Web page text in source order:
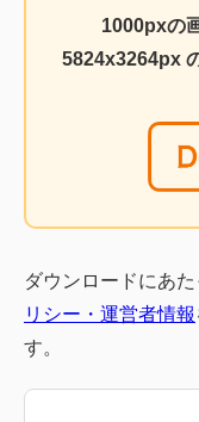
1000pxの
5824x3264px
ダウンロードにあた
リシー・運営者情報
す。